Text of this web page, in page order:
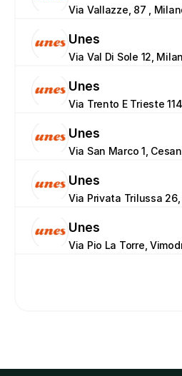
Via Vallazze, 87 ,
Unes
Via Val Di Sole 12,
Unes
Via Trento E Trieste
Unes
Via San Marco 1,
Unes
Via Privata Trilussa
Unes
Via Pio La Torre,